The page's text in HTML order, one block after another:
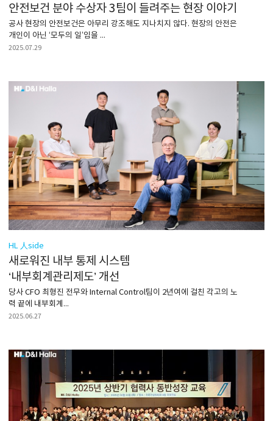
안전보건 분야 수상자 3팀이 들려주는 현장 이야기
공사 현장의 안전보건은 아무리 강조해도 지나치지 않다. 현장의 안전은
개인이 아닌 ‘모두의 일’임을 ...
2025.07.29
HL 人side
새로워진 내부 통제 시스템
‘내부회계관리제도’ 개선
당사 CFO 최형진 전무와 Internal Control팀이 2년여에 걸친 각고의 노
력 끝에 내부회계...
2025.06.27